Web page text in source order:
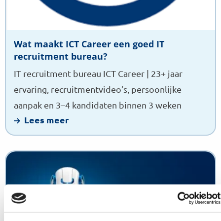
Wat maakt ICT Career een goed IT
recruitment bureau?
IT recruitment bureau ICT Career | 23+ jaar
ervaring, recruitmentvideo’s, persoonlijke
aanpak en 3–4 kandidaten binnen 3 weken
Lees meer
Lees
over
AI
recruitment